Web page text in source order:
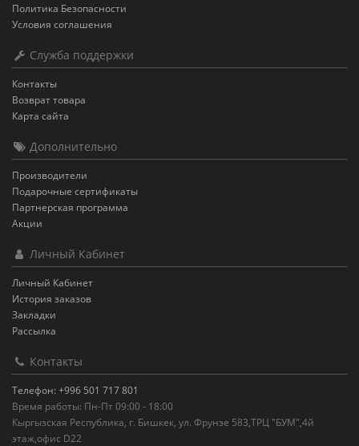
Политика Безопасности
Условия соглашения
Служба поддержки
Контакты
Возврат товара
Карта сайта
Дополнительно
Производители
Подарочные сертификаты
Партнерская программа
Акции
Личный Кабинет
Личный Кабинет
История заказов
Закладки
Рассылка
Контакты
Телефон: +996 501 717 801
Время работы: Пн-Пт 09:00 - 18:00
Кыргызская Республика, г. Бишкек, ул. Фрунзе 583,ТРЦ "БУМ",4й
этаж,офис D22